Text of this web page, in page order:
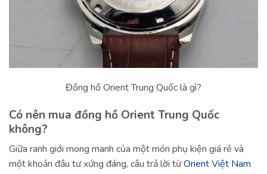
Đồng hồ Orient Trung Quốc là gì?
Có nên mua đồng hồ Orient Trung Quốc
không?
Giữa ranh giới mong manh của một món phụ kiện giá rẻ và
một khoản đầu tư xứng đáng, câu trả lời từOrient Việt Nam